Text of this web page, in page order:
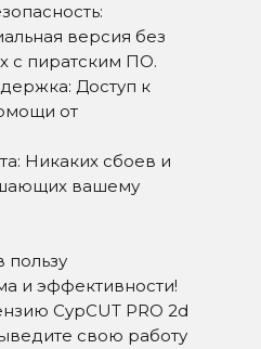
версия без
с пиратским ПО.
Доступ к
от
Никаких сбоев и
вашему
пользу
и эффективности!
CypCUT PRO 2d
свою работу